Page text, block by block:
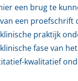
een brug te
een proefschrift
praktijk
fase van
kwalitatief